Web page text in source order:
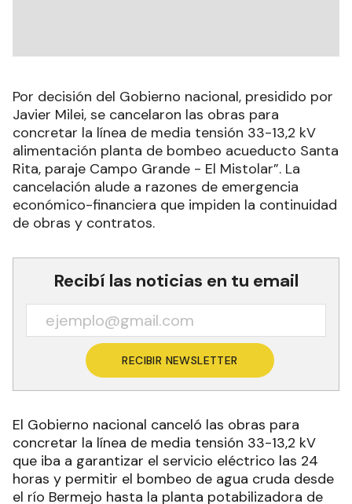
Por decisión del Gobierno nacional, presidido por
Javier Milei, se cancelaron las obras para
concretar la línea de media tensión 33-13,2 kV
alimentación planta de bombeo acueducto Santa
Rita, paraje Campo Grande - El Mistolar”. La
cancelación alude a razones de emergencia
económico-financiera que impiden la continuidad
de obras y contratos.
Recibí las noticias en tu email
RECIBIR NEWSLETTER
El Gobierno nacional canceló las obras para
concretar la línea de media tensión 33-13,2 kV
que iba a garantizar el servicio eléctrico las 24
horas y permitir el bombeo de agua cruda desde
el río Bermejo hasta la planta potabilizadora de